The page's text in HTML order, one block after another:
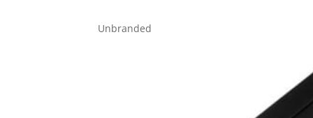
Unbranded